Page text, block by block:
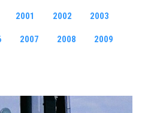
2001 2002 2003
2007 2008 2009